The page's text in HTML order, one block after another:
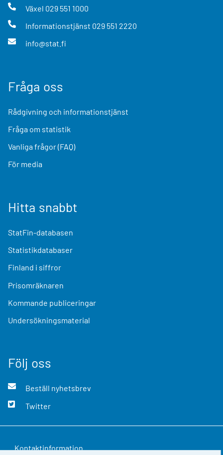
Växel 029 551 1000
Informationstjänst 029 551 2220
info@stat.fi
Fråga oss
Rådgivning och informationstjänst
Fråga om statistik
Vanliga frågor (FAQ)
För media
Hitta snabbt
StatFin-databasen
Statistikdatabaser
Finland i siffror
Prisomräknaren
Kommande publiceringar
Undersökningsmaterial
Följ oss
Beställ nyhetsbrev
Twitter
Kontaktinformation